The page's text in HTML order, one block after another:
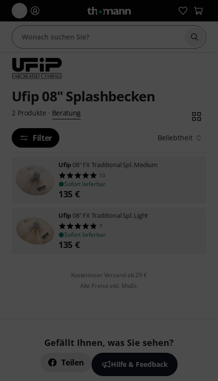
Suche
Ufip 08" Splashbecken
2 Produkte · Beratung
Filter Beliebtheit
Ufip 08" FX Traditional Spl. Medium
13
Sofort lieferbar
135 €
Ufip 08" FX Traditional Spl. Light
7
Sofort lieferbar
135 €
Kostenloser Versand ab 29 €
Alle Preise inkl. MwSt.
Gefällt Ihnen, was Sie sehen?
Teilen Hilfe & Feedback